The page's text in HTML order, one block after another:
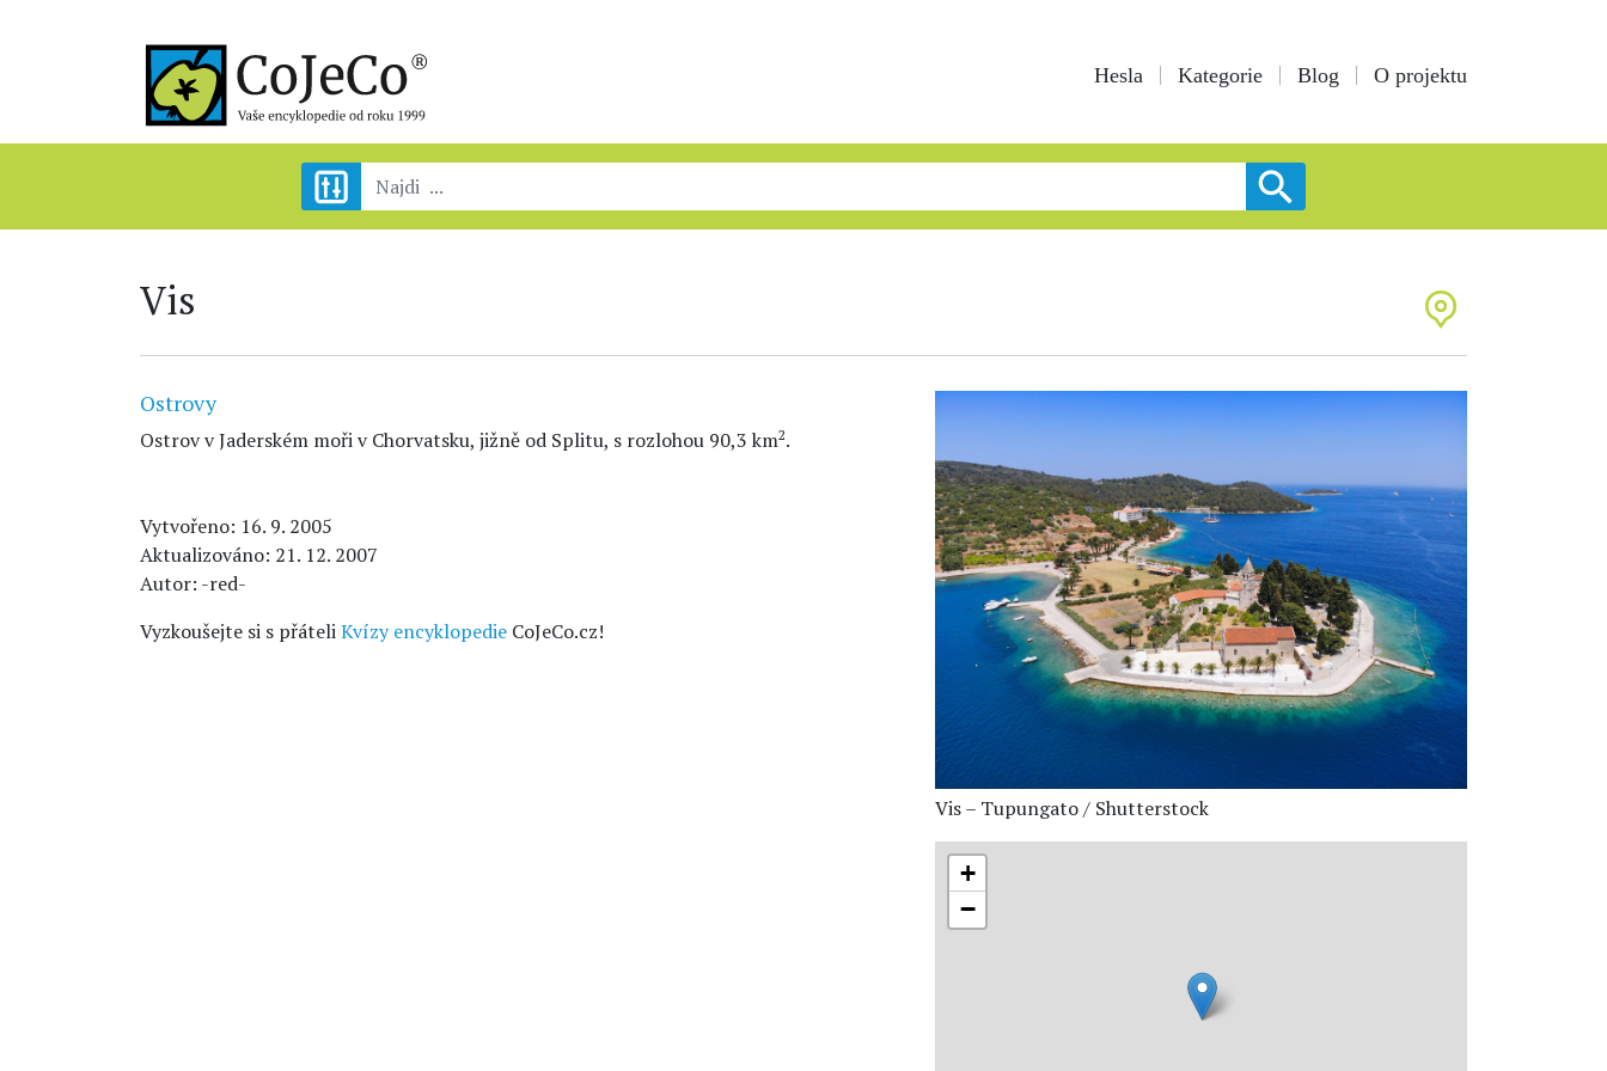
Hesla Kategorie Blog O projektu
Vis
Ostrovy
Ostrov v Jaderském moři v Chorvatsku, jižně od Splitu, s rozlohou 90,3 km2.
Vytvořeno: 16. 9. 2005
Aktualizováno: 21. 12. 2007
Autor: -red-
Vyzkoušejte si s přáteliKvízy encyklopedie CoJeCo.cz!
Vis – Tupungato / Shutterstock
+
−